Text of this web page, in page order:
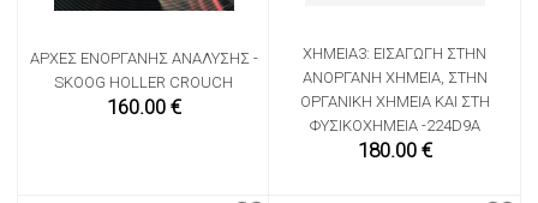
ΑΡΧΈΣ ΕΝΌΡΓΑΝΗΣ ΑΝΆΛΥΣΗΣ -
SKOOG HOLLER CROUCH
160.00 €
ΧΗΜΕΊΑ3: ΕΙΣΑΓΩΓΉ ΣΤΗΝ
ΑΝΌΡΓΑΝΗ ΧΗΜΕΊΑ, ΣΤΗΝ
ΟΡΓΑΝΙΚΉ ΧΗΜΕΊΑ ΚΑΙ ΣΤΗ
ΦΥΣΙΚΟΧΗΜΕΊΑ -224D9A
180.00 €